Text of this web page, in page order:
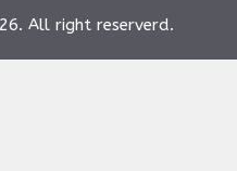
All right reserverd.